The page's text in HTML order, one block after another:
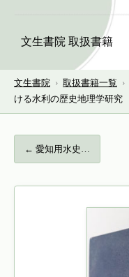
文生書院 取扱書籍
文生書院 › 取扱書籍一覧 ›
ける水利の歴史地理学研究
← 愛知用水史…